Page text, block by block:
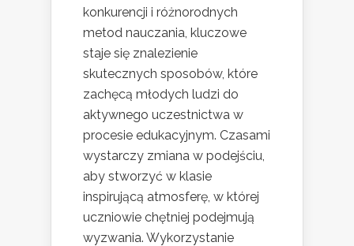
konkurencji i różnorodnych
metod nauczania, kluczowe
staje się znalezienie
skutecznych sposobów, które
zachęcą młodych ludzi do
aktywnego uczestnictwa w
procesie edukacyjnym. Czasami
wystarczy zmiana w podejściu,
aby stworzyć w klasie
inspirującą atmosferę, w której
uczniowie chętniej podejmują
wyzwania. Wykorzystanie